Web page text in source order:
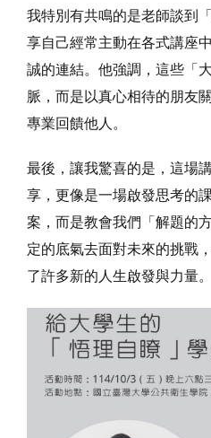
我特別有共鳴的是老師談到
享自己經常主動在各式講座
誠的連結。他強調，這些「
脈，而是以真心相待的朋友
專業回饋他人。
最後，讓我驚喜的是，這場
享，更像是一場啟發思考的
案，而是教會我們「解題的
定的底氣去面對未來的挑戰
了許多新的人生啟發與力量。